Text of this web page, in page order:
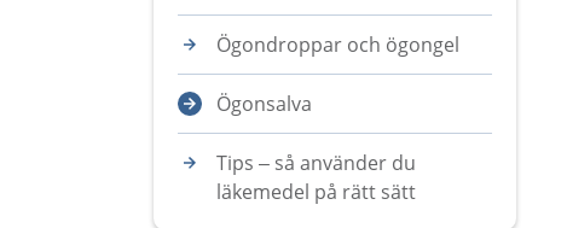
Ögondroppar och ögongel
Ögonsalva
Tips – så använder du
läkemedel på rätt sätt